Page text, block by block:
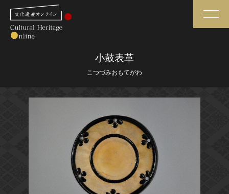
さらに詳細検索
媒体資料・関連記事等
博物館、美術館の皆さまへ
文化庁よりご挨拶
小鼓表革
こつづみおもてがわ